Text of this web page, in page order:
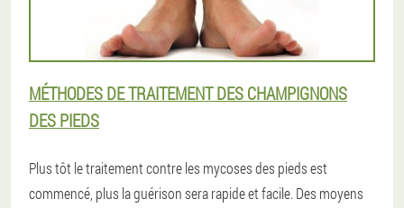
MÉTHODES DE TRAITEMENT DES CHAMPIGNONS
DES PIEDS
Plus tôt le traitement contre les mycoses des pieds est
commencé, plus la guérison sera rapide et facile. Des moyens